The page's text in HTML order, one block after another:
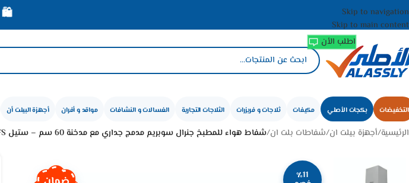
Skip to navigation
Skip to main content
اطلب الأن
التخفيضات بكجات الأصلي مكيفات ثلاجات و فريزرات الثلاجات التجارية الغسالات و النشافات مواقد و أفران أجهزة البيلت أن
الرئيسية/أجهزة بيلت ان/شفاطات بلت ان/شفاط هواء للمطبخ جنرال سوبريم مدمج جداري مع مدخنة 60 سم – ستيل GSCH60FS
٪11
🛍️ عروض